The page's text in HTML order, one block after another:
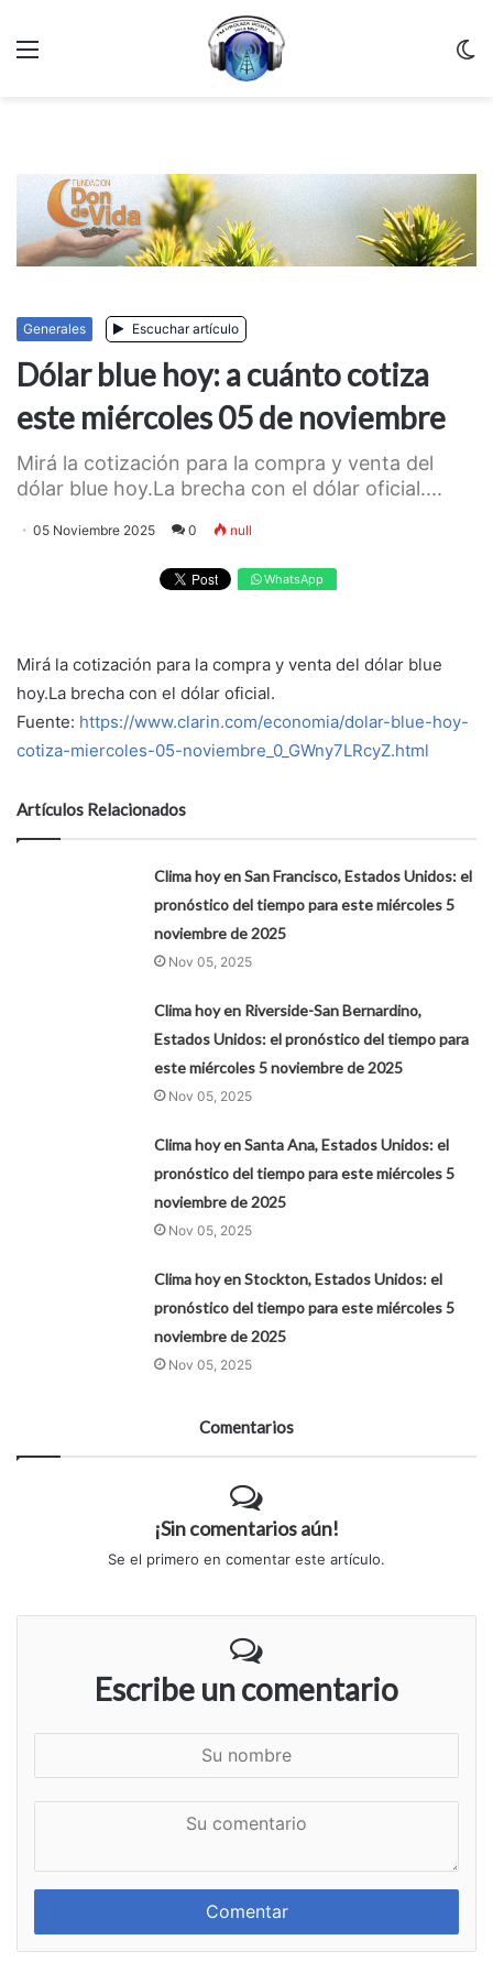
Generales Escuchar artículo
Dólar blue hoy: a cuánto cotiza
este miércoles 05 de noviembre
Mirá la cotización para la compra y venta del
dólar blue hoy.La brecha con el dólar oficial....
05 Noviembre 2025 0 null
WhatsApp
Mirá la cotización para la compra y venta del dólar blue
hoy.La brecha con el dólar oficial.
Fuente: https://www.clarin.com/economia/dolar-blue-hoy-
cotiza-miercoles-05-noviembre_0_GWny7LRcyZ.html
Artículos Relacionados
Clima hoy en San Francisco, Estados Unidos: el
pronóstico del tiempo para este miércoles 5
noviembre de 2025
Nov 05, 2025
Clima hoy en Riverside-San Bernardino,
Estados Unidos: el pronóstico del tiempo para
este miércoles 5 noviembre de 2025
Nov 05, 2025
Clima hoy en Santa Ana, Estados Unidos: el
pronóstico del tiempo para este miércoles 5
noviembre de 2025
Nov 05, 2025
Clima hoy en Stockton, Estados Unidos: el
pronóstico del tiempo para este miércoles 5
noviembre de 2025
Nov 05, 2025
Comentarios
¡Sin comentarios aún!
Se el primero en comentar este artículo.
Escribe un comentario
n